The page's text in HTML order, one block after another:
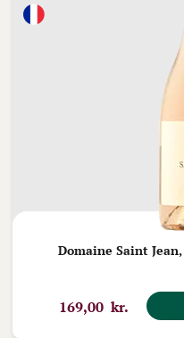
Domaine Saint Jean,
169,00 kr.